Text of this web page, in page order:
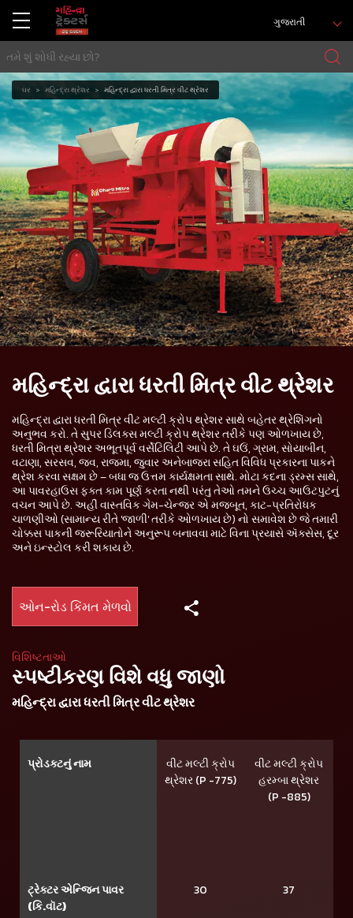
ગુજરાતી
ઘર મહિન્દ્રા થ્રેશર મહિન્દ્રા દ્વારા ધરતી મિત્ર વીટ થ્રેશર
મહિન્દ્રા દ્વારા ધરતી મિત્ર વીટ થ્રેશર
મહિન્દ્રા દ્વારા ધરતી મિત્ર વીટ મલ્ટી ક્રોપ થ્રેશર સાથે બહેતર થ્રેશિંગનો
અનુભવ કરો. તે સુપર ડિલક્સ મલ્ટી ક્રોપ થ્રેશર તરીકે પણ ઓળખાય છે,
ધરતી મિત્રા થ્રેશર અભૂતપૂર્વ વર્સેટિલિટી આપે છે. તે ઘઉં, ગ્રામ, સોયાબીન,
વટાણા, સરસવ, જવ, રાજમા, જુવાર અનેબાજરા સહિત વિવિધ પ્રકારના પાકને
થ્રેશ કરવા સક્ષમ છે – બધા જ ઉત્તમ કાર્યક્ષમતા સાથે. મોટા કદના ડ્રમ્સ સાથે,
આ પાવરહાઉસ ફક્ત કામ પૂર્ણ કરતા નથી પરંતુ તેઓ તમને ઉચ્ચ આઉટપુટનું
વચન આપે છે. અહીં વાસ્તવિક ગેમ-ચેન્જર એ મજબૂત, કાટ-પ્રતિરોધક
ચાળણીઓ (સામાન્ય રીતે 'જાળી' તરીકે ઓળખાય છે) નો સમાવેશ છે જે તમારી
ચોક્કસ પાકની જરૂરિયાતોને અનુરૂપ બનાવવા માટે વિના પ્રયાસે ઍક્સેસ, દૂર
અને ઇન્સ્ટોલ કરી શકાય છે.
ઓન-રોડ કિંમત મેળવો
વિશિષ્ટતાઓ
સ્પષ્ટીકરણ વિશે વધુ જાણો
મહિન્દ્રા દ્વારા ધરતી મિત્ર વીટ થ્રેશર
પ્રોડક્ટનું નામ
ટ્રેક્ટર એન્જિન પાવર
(કિ.વૉટ)
વીટ મલ્ટી ક્રોપ
થ્રેશર (P -775)
30
વીટ મલ્ટી ક્રોપ
હરમ્બા થ્રેશર
(P -885)
37